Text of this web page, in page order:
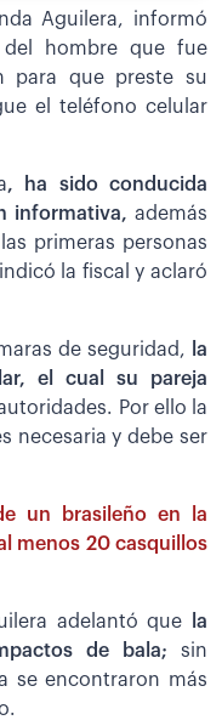
Aguilera, informó
hombre que fue
para que preste su
el teléfono celular
, ha sido conducida
informativa, además
primeras personas
la fiscal y aclaró
de seguridad,
la
el cual su pareja
Por ello la
necesaria y debe ser
un brasileño en la
menos 20 casquillos
adelantó que la
de bala; sin
se encontraron más